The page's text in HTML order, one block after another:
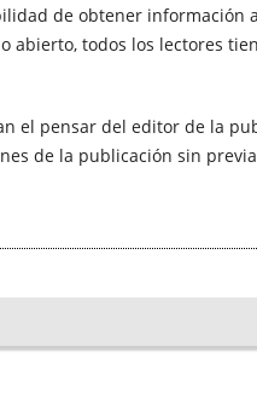
de obtener información
abierto, todos los lectores
el pensar del editor de la
de la publicación sin